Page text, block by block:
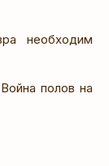
необходим
полов на